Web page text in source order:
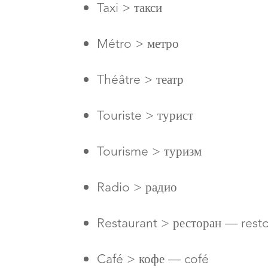
Taxi > такси
Métro > метро
Théâtre > театр
Touriste > турист
Tourisme > туризм
Radio > радио
Restaurant > ресторан —
Café > кофе — cofé